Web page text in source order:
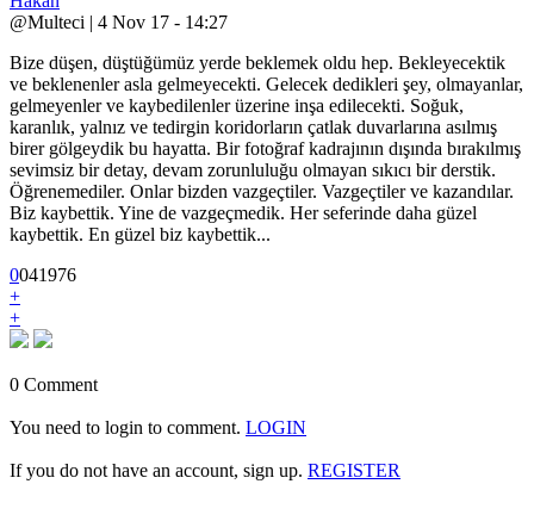
@Multeci | 4 Nov 17 - 14:27
Bize düşen, düştüğümüz yerde beklemek oldu hep. Bekleyecektik
ve beklenenler asla gelmeyecekti. Gelecek dedikleri şey, olmayanlar,
gelmeyenler ve kaybedilenler üzerine inşa edilecekti. Soğuk,
karanlık, yalnız ve tedirgin koridorların çatlak duvarlarına asılmış
birer gölgeydik bu hayatta. Bir fotoğraf kadrajının dışında bırakılmış
sevimsiz bir detay, devam zorunluluğu olmayan sıkıcı bir derstik.
Öğrenemediler. Onlar bizden vazgeçtiler. Vazgeçtiler ve kazandılar.
Biz kaybettik. Yine de vazgeçmedik. Her seferinde daha güzel
kaybettik. En güzel biz kaybettik...
0041976
+
+
0 Comment
You need to login to comment. LOGIN
If you do not have an account, sign up. REGISTER